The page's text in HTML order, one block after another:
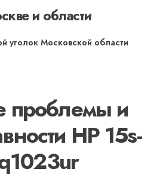
и области
уголок Московской области
проблемы и
HP 15s-